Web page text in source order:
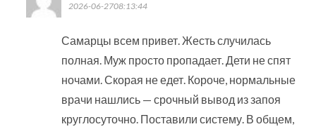
2026-06-2708:13:44
Самарцы всем привет. Жесть случилась
полная. Муж просто пропадает. Дети не спят
ночами. Скорая не едет. Короче, нормальные
врачи нашлись — срочный вывод из запоя
круглосуточно. Поставили систему. В общем,